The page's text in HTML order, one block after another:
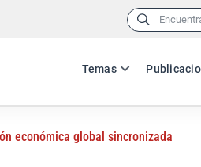
Buscar:
Temas
económica global sincronizada